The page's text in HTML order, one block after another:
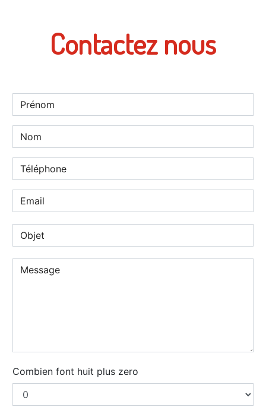
Contactez nous
Combien font huit plus zero